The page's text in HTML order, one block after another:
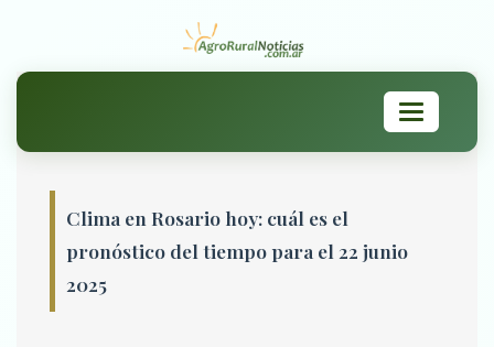
Toggle
navigation
Clima en Rosario hoy: cuál es el
pronóstico del tiempo para el 22 junio
2025